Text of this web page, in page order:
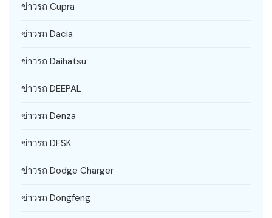
ข่าวรถ Cupra
ข่าวรถ Dacia
ข่าวรถ Daihatsu
ข่าวรถ DEEPAL
ข่าวรถ Denza
ข่าวรถ DFSK
ข่าวรถ Dodge Charger
ข่าวรถ Dongfeng